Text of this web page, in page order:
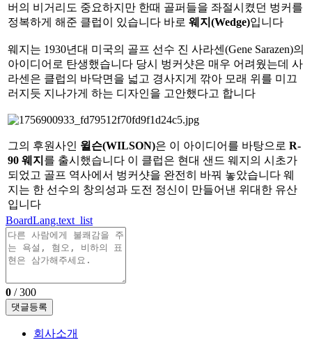
버의 비거리도 중요하지만 한때 골퍼들을 좌절시켰던 벙커를
정복하게 해준 클럽이 있습니다 바로 웨지(Wedge)입니다
웨지는 1930년대 미국의 골프 선수 진 사라센(Gene Sarazen)의
아이디어로 탄생했습니다 당시 벙커샷은 매우 어려웠는데 사
라센은 클럽의 바닥면을 넓고 경사지게 깎아 모래 위를 미끄
러지듯 지나가게 하는 디자인을 고안했다고 합니다
그의 후원사인 윌슨(WILSON)은 이 아이디어를 바탕으로 R-
90 웨지 를 출시했습니다 이 클럽은 현대 샌드 웨지의 시초가
되었고 골프 역사에서 벙커샷을 완전히 바꿔 놓았습니다 웨
지는 한 선수의 창의성과 도전 정신이 만들어낸 위대한 유산
입니다
BoardLang.text_list
0 / 300
댓글등록
회사소개